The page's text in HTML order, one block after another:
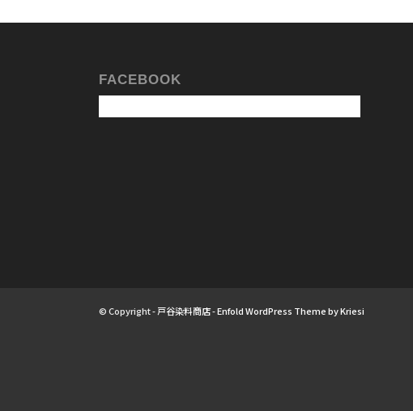
FACEBOOK
© Copyright -戸谷染料商店-Enfold WordPress Theme by Kriesi